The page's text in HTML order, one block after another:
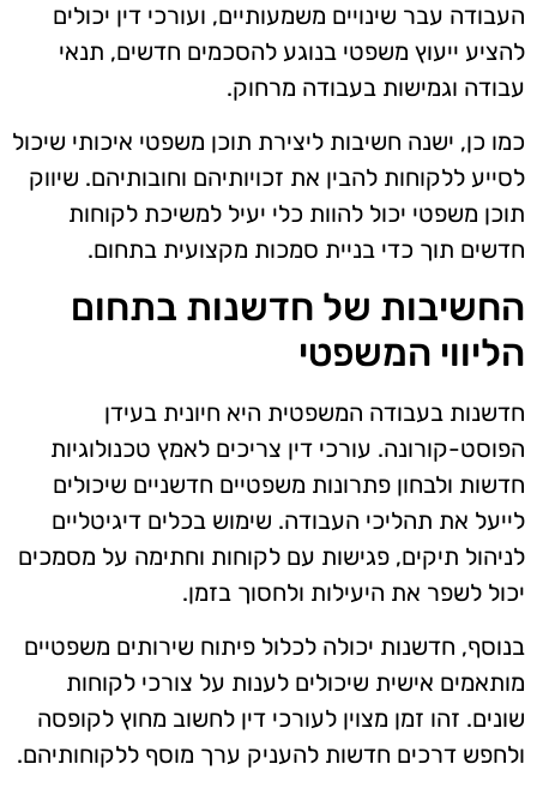
העבודה עבר שינויים משמעותיים, ועורכי דין יכולים
להציע ייעוץ משפטי בנוגע להסכמים חדשים, תנאי
עבודה וגמישות בעבודה מרחוק.
כמו כן, ישנה חשיבות ליצירת תוכן משפטי איכותי שיכול
לסייע ללקוחות להבין את זכויותיהם וחובותיהם. שיווק
תוכן משפטי יכול להוות כלי יעיל למשיכת לקוחות
חדשים תוך כדי בניית סמכות מקצועית בתחום.
החשיבות של חדשנות בתחום
הליווי המשפטי
חדשנות בעבודה המשפטית היא חיונית בעידן
הפוסט-קורונה. עורכי דין צריכים לאמץ טכנולוגיות
חדשות ולבחון פתרונות משפטיים חדשניים שיכולים
לייעל את תהליכי העבודה. שימוש בכלים דיגיטליים
לניהול תיקים, פגישות עם לקוחות וחתימה על מסמכים
יכול לשפר את היעילות ולחסוך בזמן.
בנוסף, חדשנות יכולה לכלול פיתוח שירותים משפטיים
מותאמים אישית שיכולים לענות על צורכי לקוחות
שונים. זהו זמן מצוין לעורכי דין לחשוב מחוץ לקופסה
ולחפש דרכים חדשות להעניק ערך מוסף ללקוחותיהם.